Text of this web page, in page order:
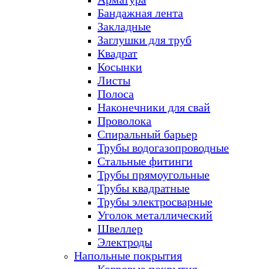
Бандажная лента
Закладные
Заглушки для труб
Квадрат
Косынки
Листы
Полоса
Наконечники для свай
Проволока
Спиральный барьер
Трубы водогазопроводные
Стальные фитинги
Трубы прямоугольные
Трубы квадратные
Трубы электросварные
Уголок металлический
Швеллер
Электроды
Напольные покрытия